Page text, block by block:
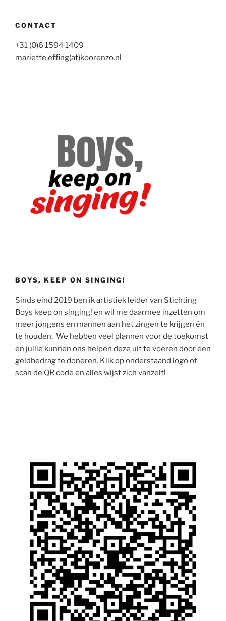
CONTACT
+31 (0)6 1594 1409
mariette.effing(at)koorenzo.nl
BOYS, KEEP ON SINGING!
Sinds eind 2019 ben ik artistiek leider van Stichting
Boys keep on singing! en wil me daarmee inzetten om
meer jongens en mannen aan het zingen te krijgen én
te houden. We hebben veel plannen voor de toekomst
en jullie kunnen ons helpen deze uit te voeren door een
geldbedrag te doneren. Klik op onderstaand logo of
scan de QR code en alles wijst zich vanzelf!